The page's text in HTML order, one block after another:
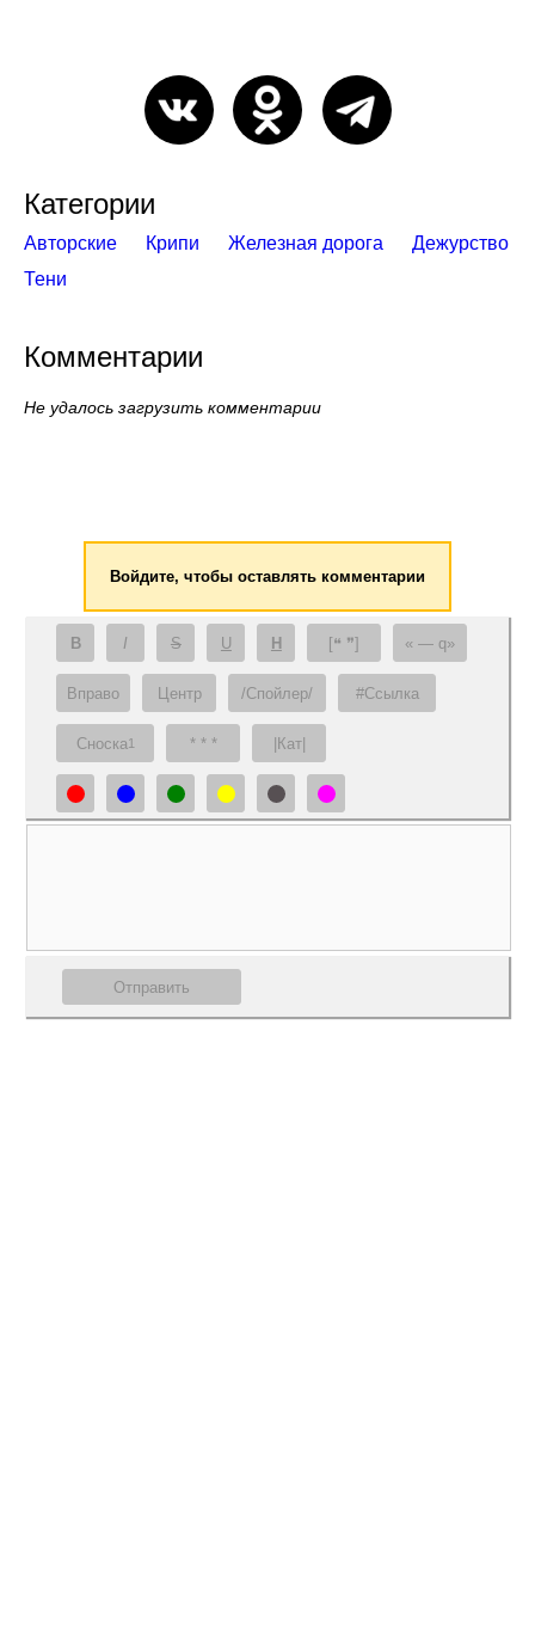
Категории
Авторские Крипи Железная дорога
Дежурство
Тени
Комментарии
Не удалось загрузить комментарии
Войдите, чтобы оставлять комментарии
B I S U H [❝ ❞] — q
Вправо Центр /Спойлер/ #Ссылка
Сноска1 * * * |Кат|